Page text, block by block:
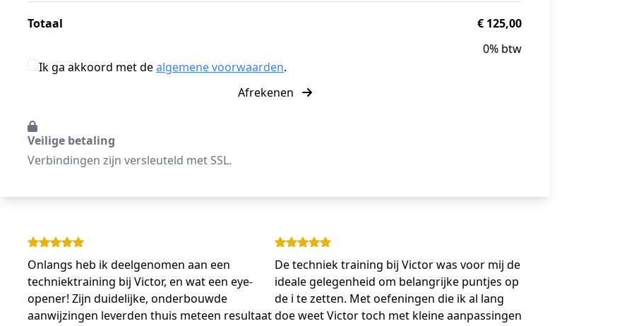
Totaal
€ 125,00
0% btw
Ik ga akkoord met dealgemene voorwaarden.
Afrekenen
Veilige betaling
Verbindingen zijn versleuteld met SSL.
Onlangs heb ik deelgenomen aan een
techniektraining bij Victor, en wat een eye-
opener! Zijn duidelijke, onderbouwde
aanwijzingen leverden thuis meteen resultaat
De techniek training bij Victor was voor mij de
ideale gelegenheid om belangrijke puntjes op
de i te zetten. Met oefeningen die ik al lang
doe weet Victor toch met kleine aanpassingen